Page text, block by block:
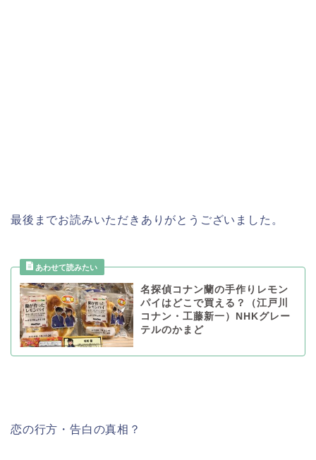
最後までお読みいただきありがとうございました。
名探偵コナン蘭の手作りレモン
パイはどこで買える？（江戸川
コナン・工藤新一）NHKグレー
テルのかまど
恋の行方・告白の真相？